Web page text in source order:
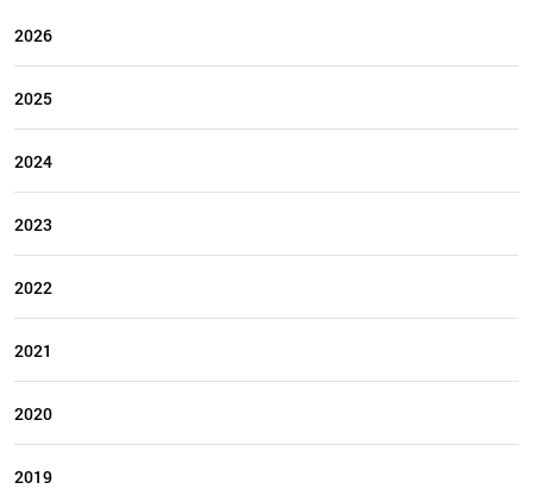
2026
2025
2024
2023
2022
2021
2020
2019